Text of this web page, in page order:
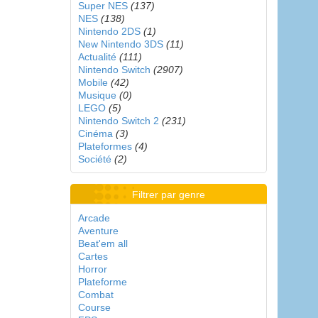
Super NES (137)
NES (138)
Nintendo 2DS (1)
New Nintendo 3DS (11)
Actualité (111)
Nintendo Switch (2907)
Mobile (42)
Musique (0)
LEGO (5)
Nintendo Switch 2 (231)
Cinéma (3)
Plateformes (4)
Société (2)
Filtrer par genre
Arcade
Aventure
Beat'em all
Cartes
Horror
Plateforme
Combat
Course